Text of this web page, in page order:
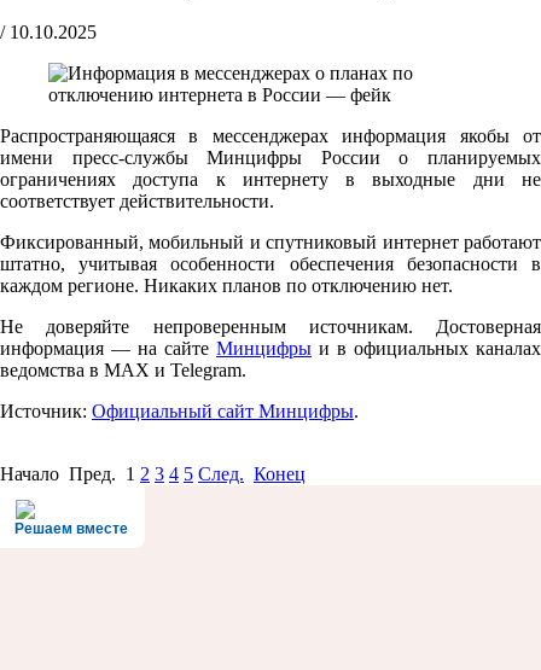
/ 10.10.2025
Распространяющаяся в мессенджерах информация якобы от
имени пресс-службы Минцифры России о планируемых
ограничениях доступа к интернету в выходные дни не
соответствует действительности.
Фиксированный, мобильный и спутниковый интернет работают
штатно, учитывая особенности обеспечения безопасности в
каждом регионе. Никаких планов по отключению нет.
Не доверяйте непроверенным источникам. Достоверная
информация — на сайте Минцифры и в официальных каналах
ведомства в MAX и Telegram.
Источник: Официальный сайт Минцифры.
Начало Пред. 1 2 3 4 5 След. Конец
Решаем вместе